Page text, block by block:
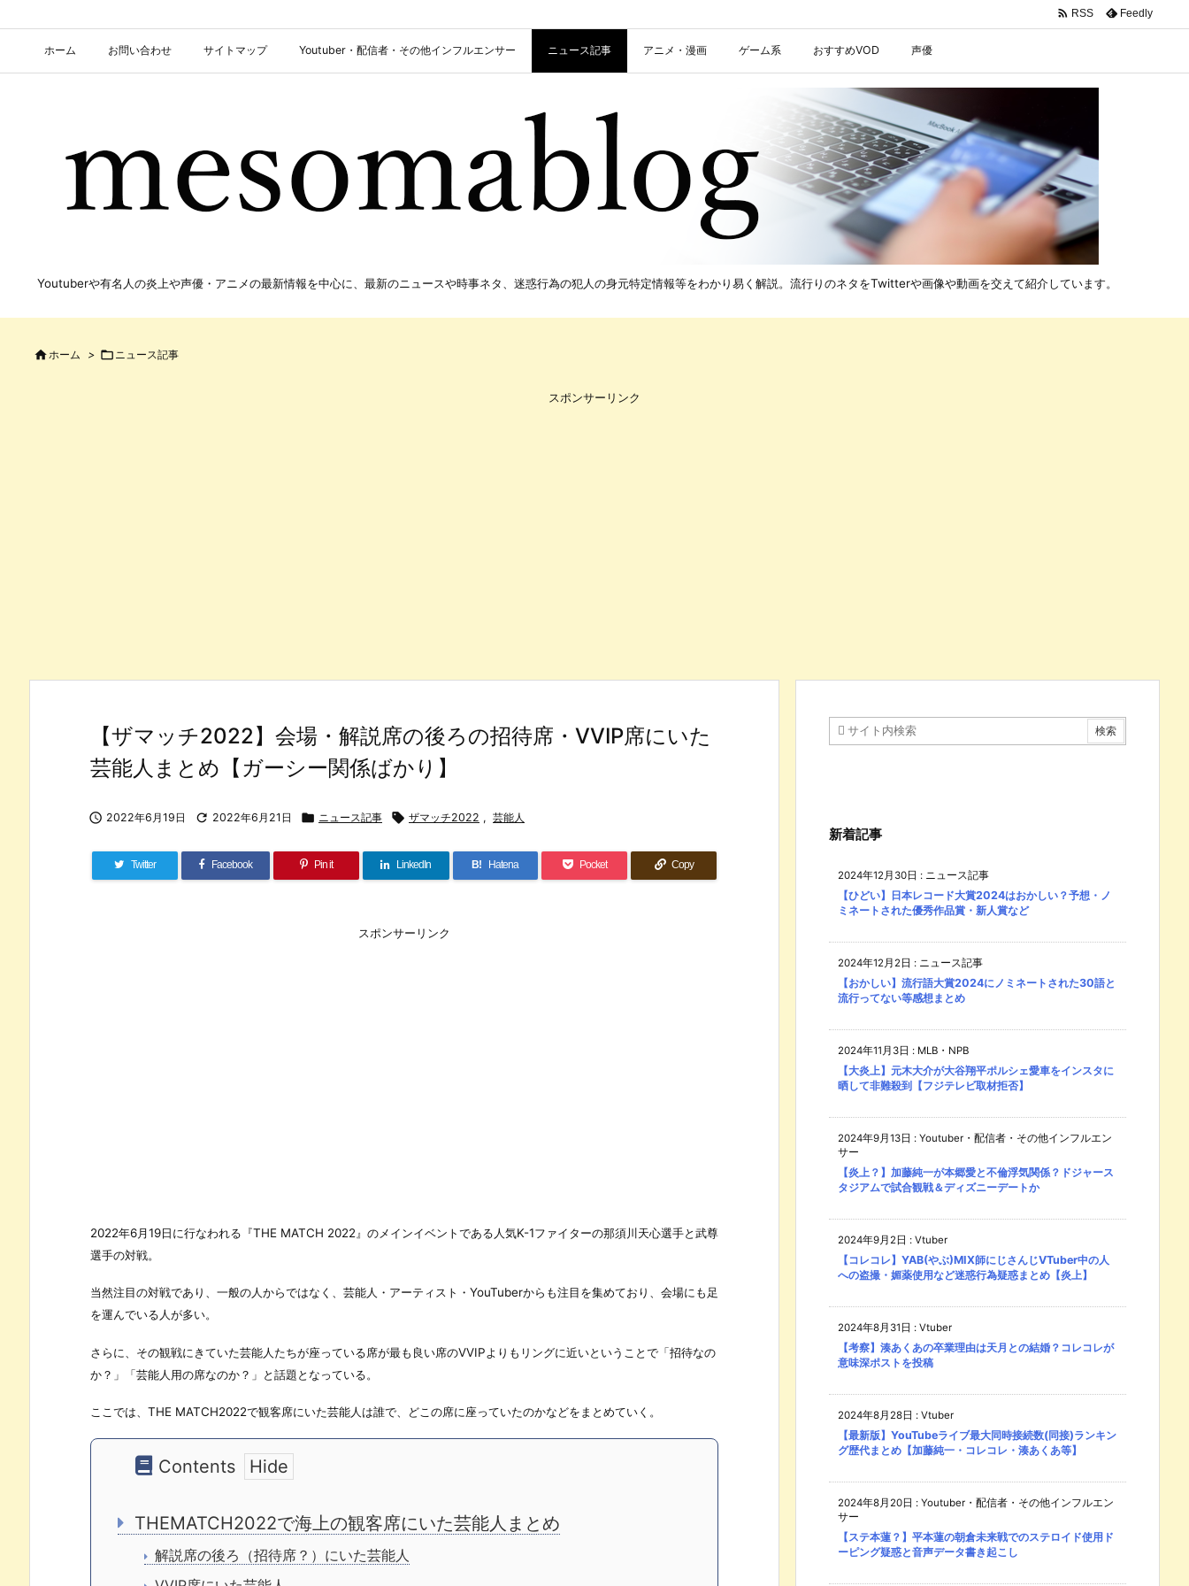
ホーム お問い合わせ サイトマップ Youtuber・配信者・その他インフルエンサー ニュース記事 アニメ・漫画 ゲーム系 おすすめVOD 声優
 RSS Feedly
Youtuberや有名人の炎上や声優・アニメの最新情報を中心に、最新のニュースや時事ネタ、迷惑行為の犯人の身元特定情報等をわかり易く解説。流行りのネタをTwitterや画像や動画を交えて紹介しています。
 ホーム >  ニュース記事
スポンサーリンク
【ザマッチ2022】会場・解説席の後ろの招待席・VVIP席にいた
芸能人まとめ【ガーシー関係ばかり】
 2022年6月19日  2022年6月21日  ニュース記事  ザマッチ2022 , 芸能人
Twitter Facebook Pin it LinkedIn B! Hatena Pocket Copy
スポンサーリンク
2022年6月19日に行なわれる『THE MATCH 2022』のメインイベントである人気K-1ファイターの那須川天心選手と武尊
選手の対戦。
当然注目の対戦であり、一般の人からではなく、芸能人・アーティスト・YouTuberからも注目を集めており、会場にも足
を運んでいる人が多い。
さらに、その観戦にきていた芸能人たちが座っている席が最も良い席のVVIPよりもリングに近いということで「招待なの
か？」「芸能人用の席なのか？」と話題となっている。
ここでは、THE MATCH2022で観客席にいた芸能人は誰で、どこの席に座っていたのかなどをまとめていく。
Contents
THEMATCH2022で海上の観客席にいた芸能人まとめ
解説席の後ろ（招待席？）にいた芸能人
新着記事
2024年12月30日 : ニュース記事
【ひどい】日本レコード大賞2024はおかしい？予想・ノ
ミネートされた優秀作品賞・新人賞など
2024年12月2日 : ニュース記事
【おかしい】流行語大賞2024にノミネートされた30語と
流行ってない等感想まとめ
2024年11月3日 : MLB・NPB
【大炎上】元木大介が大谷翔平ポルシェ愛車をインスタに
晒して非難殺到【フジテレビ取材拒否】
2024年9月13日 : Youtuber・配信者・その他インフルエン
サー
【炎上？】加藤純一が本郷愛と不倫浮気関係？ドジャース
タジアムで試合観戦＆ディズニーデートか
2024年9月2日 : Vtuber
【コレコレ】YAB(やぶ)MIX師にじさんじVTuber中の人
への盗撮・媚薬使用など迷惑行為疑惑まとめ【炎上】
2024年8月31日 : Vtuber
【考察】湊あくあの卒業理由は天月との結婚？コレコレが
意味深ポストを投稿
2024年8月28日 : Vtuber
【最新版】YouTubeライブ最大同時接続数(同接)ランキン
グ歴代まとめ【加藤純一・コレコレ・湊あくあ等】
2024年8月20日 : Youtuber・配信者・その他インフルエン
サー
【ステ本蓮？】平本蓮の朝倉未来戦でのステロイド使用ド
ーピング疑惑と音声データ書き起こし